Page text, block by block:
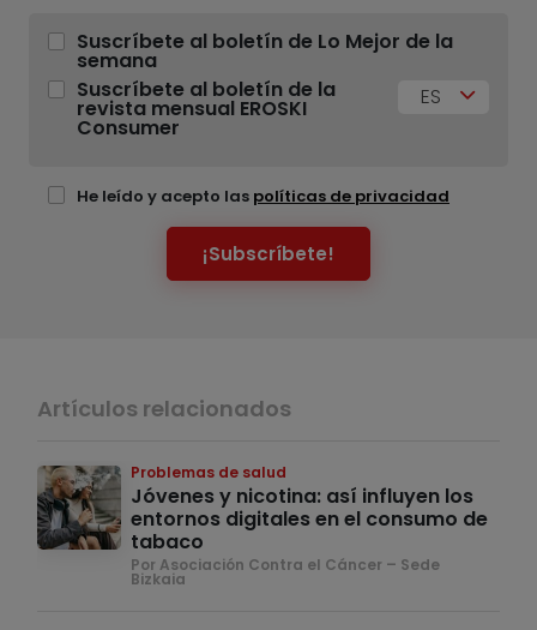
Suscríbete al boletín de Lo Mejor de la
semana
Suscríbete al boletín de la
revista mensual EROSKI
Consumer
ES
He leído y acepto las políticas de privacidad
¡Subscríbete!
Artículos relacionados
Problemas de salud
Jóvenes y nicotina: así influyen los
entornos digitales en el consumo de
tabaco
Por Asociación Contra el Cáncer – Sede
Bizkaia